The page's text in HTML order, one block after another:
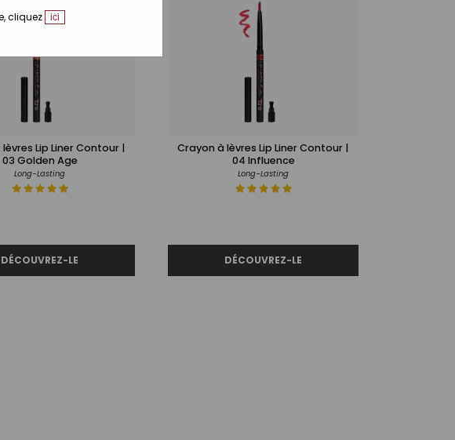
cliquez ici
Lip Liner Contour |
03 Golden Age
Long-Lasting
Crayon à lèvres Lip Liner Contour |
04 Influence
Long-Lasting